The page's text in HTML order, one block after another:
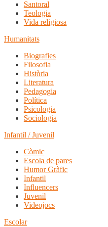
Santoral
Teologia
Vida religiosa
Humanitats
Biografies
Filosofia
Història
Literatura
Pedagogia
Política
Psicologia
Sociologia
Infantil / Juvenil
Còmic
Escola de pares
Humor Gràfic
Infantil
Influencers
Juvenil
Videojocs
Escolar